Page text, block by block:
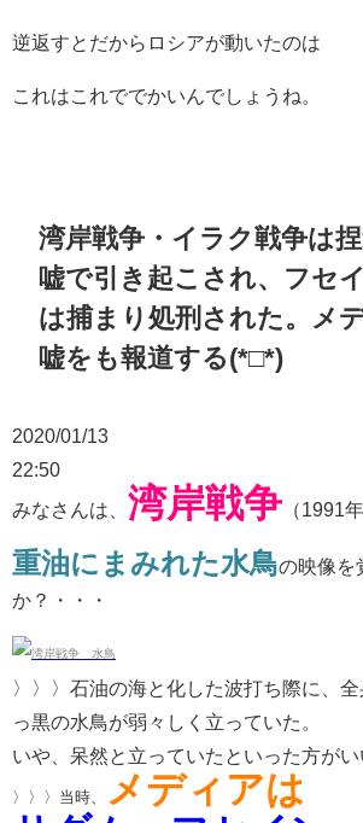
逆返すとだからロシアが動いたのは
これはこれででかいんでしょうね。
湾岸戦争・イラク戦争は
嘘で引き起こされ、フセ
は捕まり処刑された。メ
嘘をも報道する(*□*)
2020/01/13
22:50
みなさんは、 湾岸戦争 （1991
重油にまみれた水鳥の映像を
か？・・・
〉〉〉石油の海と化した波打ち際に、
っ黒の水鳥が弱々しく立っていた。
いや、呆然と立っていたといった方がい
〉〉〉当時、
メディアは